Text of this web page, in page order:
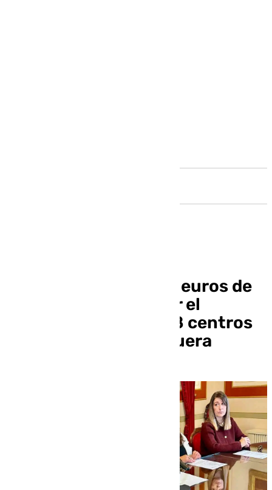
Inversión de 264.130 euros de
la Junta para mejorar el
confort térmico en 18 centros
educativos de Antequera